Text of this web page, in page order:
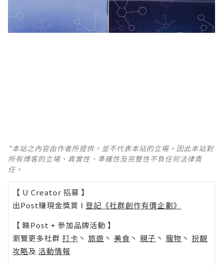
*本站之內容由作者所提供，並不代表本站的立場。因此本站對
所有博客的立場、真實性、準確性及完整性不負任何法律責
任。
【 U Creator 招募 】
出Post賺現金獎賞 l 登記《社群創作有價企劃》
【 睇Post + 參加品牌活動 】
瀏覽更多社群 打卡 丶 旅遊 丶 美食 丶 親子 丶 寵物 丶 扮靚
攻略及 活動情報